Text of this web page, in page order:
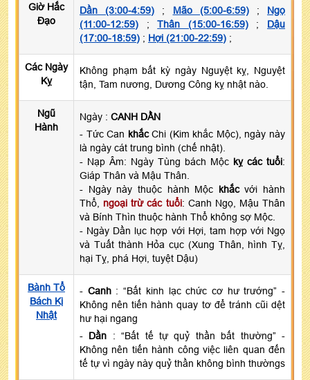
Giờ Hắc
Đạo
Dần (3:00-4:59) ; Mão (5:00-6:59); Ngọ
(11:00-12:59) ;Thân (15:00-16:59); Dậu
(17:00-18:59) ; Hợi (21:00-22:59) ;
Các Ngày
Kỵ
Không phạm bất kỳ ngày Nguyệt kỵ, Nguyệt
tận, Tam nương, Dương Công kỵ nhật nào.
Ngũ
Hành
Ngày : CANH DẦN
- Tức Can khắcChi (Kim khắc Mộc), ngày này
là ngày cát trung bình (chế nhật).
- Nạp Âm: Ngày Tùng bách Mộc kỵ các tuổi:
Giáp Thân và Mậu Thân.
- Ngày này thuộc hành Mộc khắcvới hành
Thổ, ngoại trừ các tuổi: Canh Ngọ, Mậu Thân
và Bính Thìn thuộc hành Thổ không sợ Mộc.
- Ngày Dần lục hợp với Hợi, tam hợp với Ngọ
và Tuất thành Hỏa cục (Xung Thân, hình Tỵ,
hại Tỵ, phá Hợi, tuyệt Dậu)
Bành Tổ
Bách Kị
Nhật
- Canh: “Bất kinh lạc chức cơ hư trướng” -
Không nên tiến hành quay tơ để tránh cũi dệt
hư hại ngang
- Dần : “Bất tế tự quỷ thần bất thường” -
Không nên tiến hành công việc liên quan đến
tế tự vì ngày này quỷ thần không bình thườngs